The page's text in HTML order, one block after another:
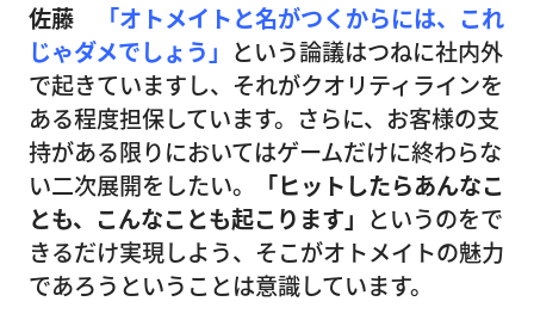
佐藤
「オトメイトと名がつくからには、これ
じゃダメでしょう」 という論議はつねに社内外
で起きていますし、それがクオリティラインを
ある程度担保しています。さらに、お客様の支
持がある限りにおいてはゲームだけに終わらな
い二次展開をしたい。
「ヒットしたらあんなこ
とも、こんなことも起こります」 というのをで
きるだけ実現しよう、そこがオトメイトの魅力
であろうということは意識しています。